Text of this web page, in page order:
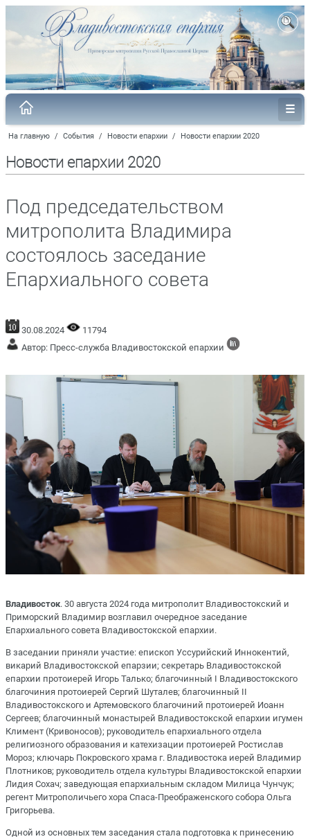
На главную / События / Новости епархии / Новости епархии 2020
Новости епархии 2020
Под председательством
митрополита Владимира
состоялось заседание
Епархиального совета
30.08.2024
11794
Автор: Пресс-служба Владивостокской епархии
Владивосток. 30 августа 2024 года митрополит Владивостокский и
Приморский Владимир возглавил очередное заседание
Епархиального совета Владивостокской епархии.
В заседании приняли участие: епископ Уссурийский Иннокентий,
викарий Владивостокской епарзии; секретарь Владивостокской
епархии протоиерей Игорь Талько; благочинный I Владивостокского
благочиния протоиерей Сергий Шуталев; благочинный II
Владивостокского и Артемовского благочиний протоиерей Иоанн
Сергеев; благочинный монастырей Владивостокской епархии игумен
Климент (Кривоносов); руководитель епархиального отдела
религиозного образования и катехизации протоиерей Ростислав
Мороз; ключарь Покровского храма г. Владивостока иерей Владимир
Плотников; руководитель отдела культуры Владивостокской епархии
Лидия Сохач; заведующая епархиальным складом Милица Чунчук;
регент Митрополичьего хора Спаса-Преображенского собора Ольга
Григорьева.
Одной из основных тем заседания стала подготовка к принесению